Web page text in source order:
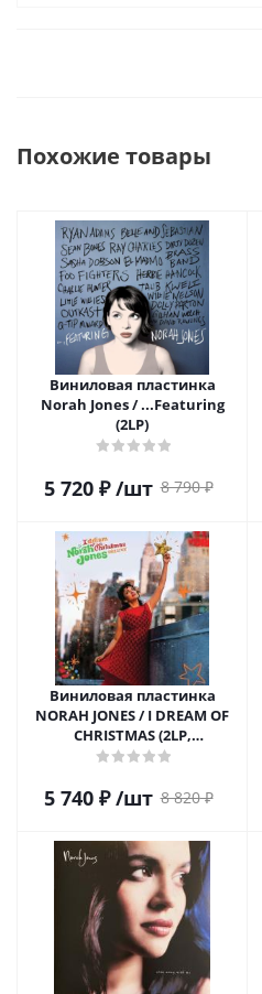
Похожие товары
Виниловая пластинка
Norah Jones / ...Featuring
(2LP)
5 720₽ /шт 8 790₽
Виниловая пластинка
NORAH JONES / I DREAM OF
CHRISTMAS (2LP,
DELUXE,GATEFOLD)
5 740₽ /шт 8 820₽